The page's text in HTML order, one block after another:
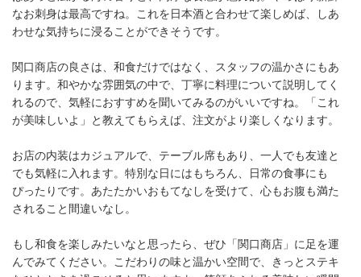
なお刺身は最高ですね。これを日本酒と合わせて楽しめば、しあ
わせな気持ちに浸ることができそうです。
関口商店の良さは、和食だけではなく、スタッフの温かさにもあ
ります。和やかな雰囲気の中で、丁寧に料理について説明してく
れるので、気軽におすすめを聞いてみるのがいいですね。「これ
が美味しいよ」と教えてもらえば、注文がより楽しくなります。
お店の内装はカジュアルで、テーブル席もあり、一人でも友達と
でも気軽に入れます。特別な日にはもちろん、日常の食事にも
ぴったりです。あたたかいおもてなしを受けて、心もお腹も満た
されること間違いなし。
もし和食を楽しみたいなと思ったら、ぜひ「関口商店」に足を運
んでみてください。こだわりの味と温かい空間で、きっとステキ